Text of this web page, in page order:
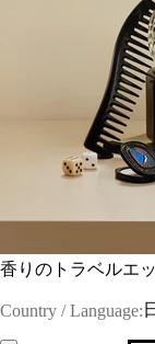
香りのトラベルエ
Country / Language: